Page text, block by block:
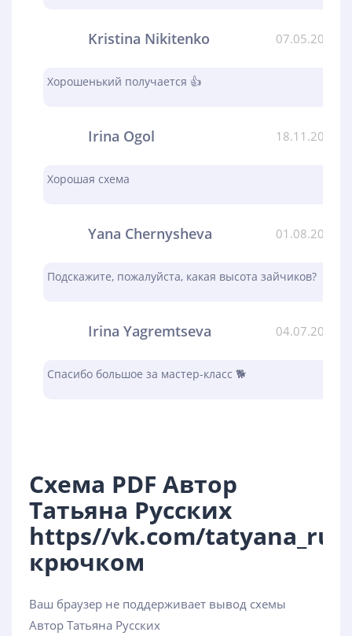
Kristina Nikitenko 07.05.2024
Хорошенький получается 👍
Irina Ogol 18.11.2023
Хорошая схема
Yana Chernysheva 01.08.2023
Подскажите, пожалуйста, какая высота зайчиков?
Irina Yagremtseva 04.07.2023
Спасибо большое за мастер-класс 🐕
Схема PDF Автор
Татьяна Русских
https//vk.com/
крючком
Ваш браузер не поддерживает вывод схемы
Автор Татьяна Русских